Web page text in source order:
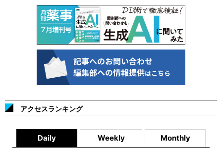
アクセスランキング
Daily Weekly Monthly